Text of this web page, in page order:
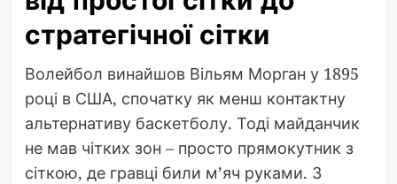
стратегічної сітки
Волейбол винайшов Вільям Морган у 1895
році в США, спочатку як менш контактну
альтернативу баскетболу. Тоді майданчик
не мав чітких зон – просто прямокутник з
сіткою, де гравці били м’яч руками. З